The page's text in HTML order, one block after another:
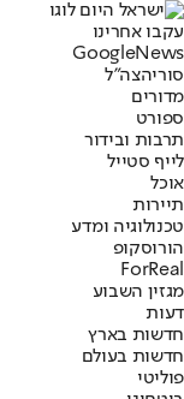
עקבו אחרינו
Googl eNews
סוריהצה"ל
מדורים
ספורט
תרבות ובידור
לייף סטייל
אוכל
תיירות
טכנולוגיה ומדע
הורוסקופ
ForReal
מגזין השבוע
דעות
חדשות בארץ
חדשות בעולם
פוליטי